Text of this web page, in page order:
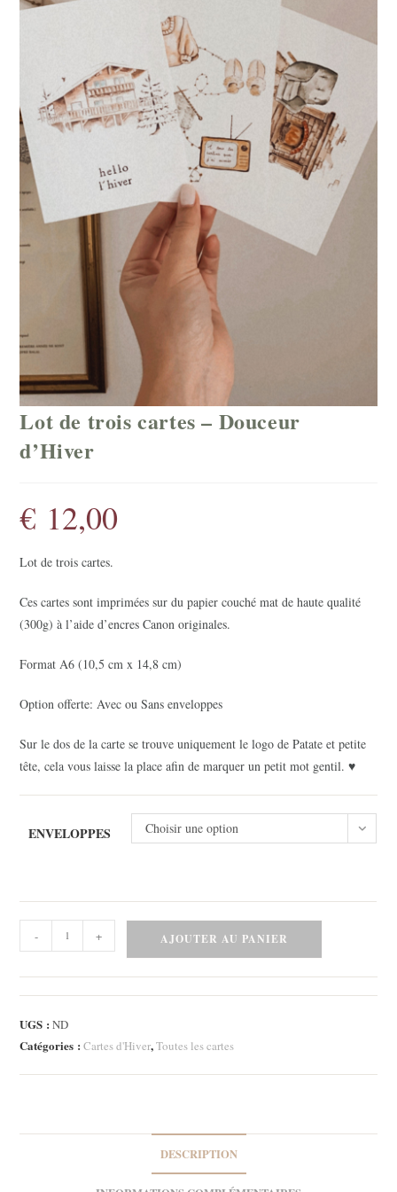
Lot de trois cartes – Douceur
d’Hiver
€ 12,00
Lot de trois cartes.
Ces cartes sont imprimées sur du papier couché mat de haute qualité
(300g) à l’aide d’encres Canon originales.
Format A6 (10,5 cm x 14,8 cm)
Option offerte: Avec ou Sans enveloppes
Sur le dos de la carte se trouve uniquement le logo de Patate et petite
tête, cela vous laisse la place afin de marquer un petit mot gentil. ♥
ENVELOPPES Choisir une option
de
Lot
de
trois
cartes
- + AJOUTER AU PANIER
UGS :ND
Catégories :Cartes d'Hiver,Toutes les cartes
DESCRIPTION